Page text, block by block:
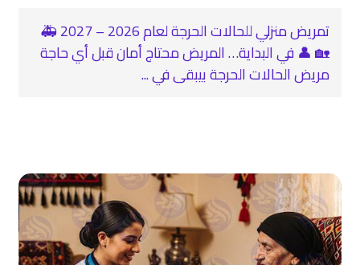
تمريض منزلي للحالات الحرجة لعام 2026 – 2027 🚑
🏡 👤 في البداية… المريض محتاج أمان قبل أي حاجة
مريض الحالات الحرجة بيبقى في ...